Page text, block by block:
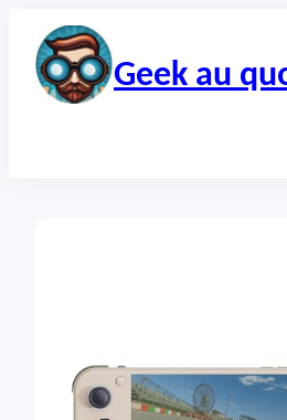
contenu
Geek au